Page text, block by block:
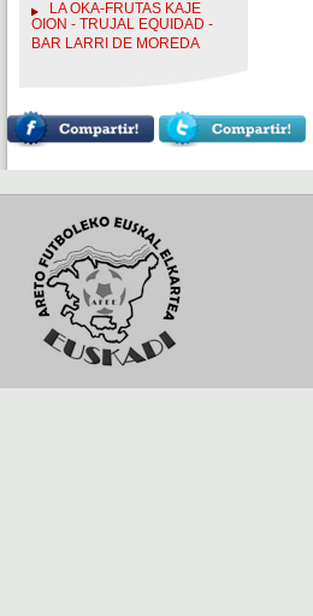
LA OKA-FRUTAS KAJE
OION - TRUJAL EQUIDAD -
BAR LARRI DE MOREDA